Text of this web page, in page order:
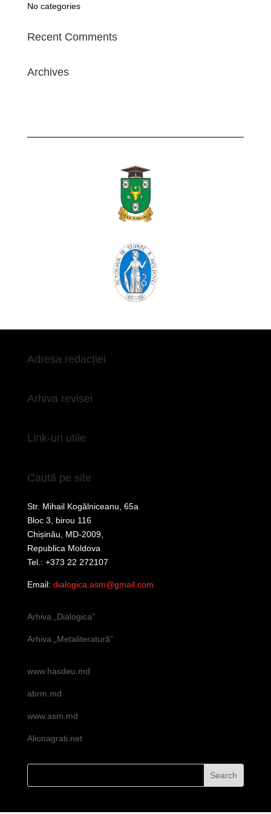
No categories
Recent Comments
Archives
Adresa redacției
Arhiva revisei
Link-uri utile
Caută pe site
Str. Mihail Kogălniceanu, 65a
Bloc 3, birou 116
Chișinău, MD-2009,
Republica Moldova
Tel.: +373 22 272107
Email: dialogica.asm@gmail.com
Arhiva „Dialogica”
Arhiva „Metaliteratură”
www.hasdeu.md
abrm.md
www.asm.md
Alionagrati.net